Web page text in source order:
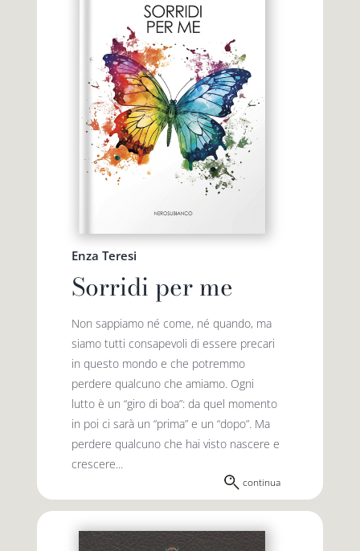
Enza Teresi
Sorridi per me
Non sappiamo né come, né quando, ma
siamo tutti consapevoli di essere precari
in questo mondo e che potremmo
perdere qualcuno che amiamo. Ogni
lutto è un “giro di boa”: da quel momento
in poi ci sarà un “prima” e un “dopo”. Ma
perdere qualcuno che hai visto nascere e
crescere...
continua